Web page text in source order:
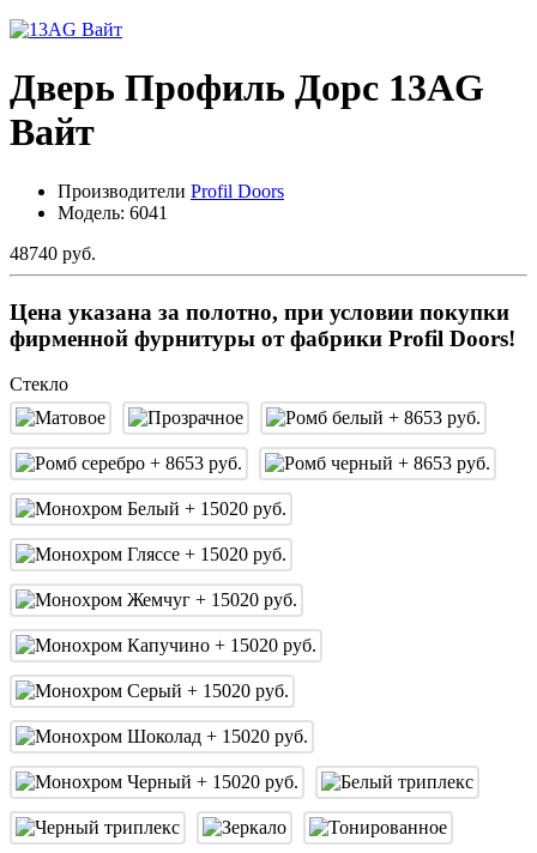
Дверь Профиль Дорс 13AG
Вайт
Производители Profil Doors
Модель: 6041
48740 руб.
Цена указана за полотно, при условии покупки
фирменной фурнитуры от фабрики Profil Doors!
Стекло